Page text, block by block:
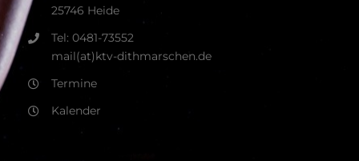
25746 Heide
Tel: 0481-73552
mail(at)ktv-dithmarschen.de
Termine
Kalender